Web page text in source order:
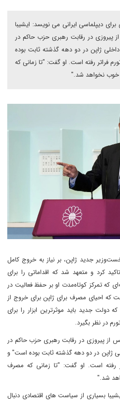
دیپلماسی ایرانی می نویسد: ایشیبا
پیروزی در رقابت رهبری حزب حاکم در
ژاپن در دو دهه گذشته ثابت بوده
فراتر رفته است. او گفت: "تا زمانی که
خوب نخواهد شد."
جدید ژاپن، بر نیاز به خروج کامل
کرد و متعهد شد که اقداماتی را برای
که تمرکز کوتاه‌مدت او بر حفظ فعالیت در
که احیای مصرف برای ژاپن برای خروج از
دولت جدید باید موثرترین ابزار را برای
در نظر بگیرد.
از پیروزی در رقابت رهبری حزب حاکم در
ژاپن در دو دهه گذشته ثابت بوده است" و
رفته است. او گفت: "تا زمانی که مصرف
شد."
بسیاری از سیاست های اقتصادی دنبال